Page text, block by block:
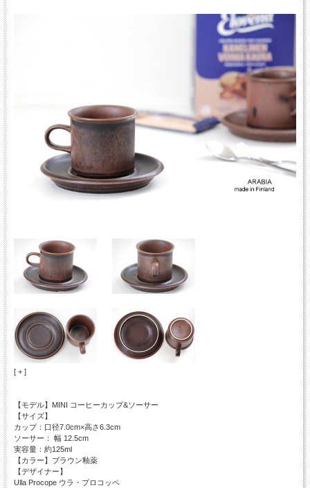
[ + ]
【モデル】MINI コーヒーカップ&ソーサー
【サイズ】
カップ：口径7.0cm×高さ6.3cm
ソーサー： 幅 12.5cm
実容量：約125ml
【カラー】ブラウン釉薬
【デザイナー】
Ulla Procope ウラ・プロコッペ